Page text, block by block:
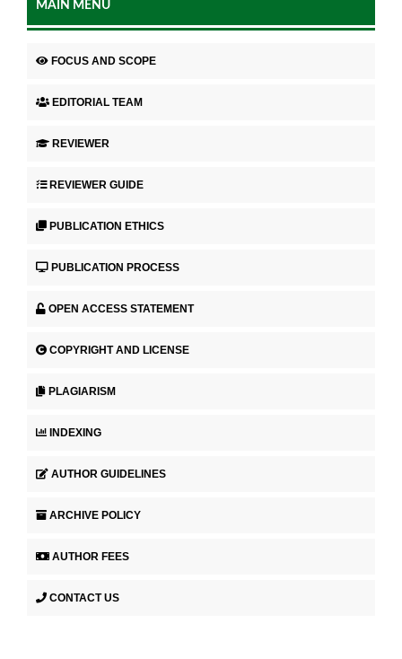
MAIN MENU
FOCUS AND SCOPE
EDITORIAL TEAM
REVIEWER
REVIEWER GUIDE
PUBLICATION ETHICS
PUBLICATION PROCESS
OPEN ACCESS STATEMENT
COPYRIGHT AND LICENSE
PLAGIARISM
INDEXING
AUTHOR GUIDELINES
ARCHIVE POLICY
AUTHOR FEES
CONTACT US